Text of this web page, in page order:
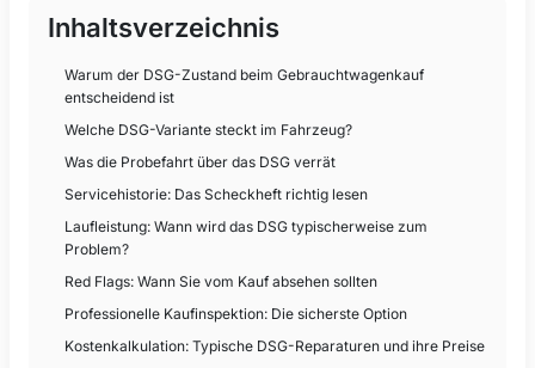
Inhaltsverzeichnis
Warum der DSG-Zustand beim Gebrauchtwagenkauf
entscheidend ist
Welche DSG-Variante steckt im Fahrzeug?
Was die Probefahrt über das DSG verrät
Servicehistorie: Das Scheckheft richtig lesen
Laufleistung: Wann wird das DSG typischerweise zum
Problem?
Red Flags: Wann Sie vom Kauf absehen sollten
Professionelle Kaufinspektion: Die sicherste Option
Kostenkalkulation: Typische DSG-Reparaturen und ihre Preise